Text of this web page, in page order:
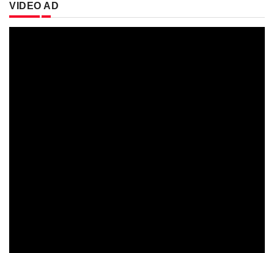
VIDEO AD